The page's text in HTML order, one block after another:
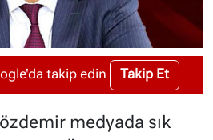
takip edin Takip Et
medyada sık